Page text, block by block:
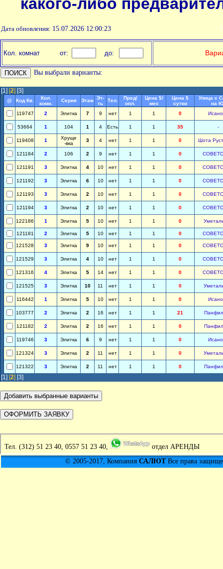
Дата обновления: 15.07.2026 12:00:23
Кол. комнат от: до:
Вы выбрали варианты:
[1] [2] [3]
@ Код Кв.
Кол.
комн.
Серия Этаж Эт-
ть
Тел.
Пред/
опл.
Цена $/
мес
Цена $
сутки
Улица с
на
119747
2 Элитка 7 9 нет 1 1 0
53664 1 104 1 4 Есть 1 1 35 -
119408 1
Хруще
-вка
3 4 нет 1 1 0 Шота
121184 2 106 2 9 нет 1 1 0
121191 3 Элитка 4 10 нет 1 1 0
121192 3 Элитка 6 10 нет 1 1 0
121193 3 Элитка 2 10 нет 1 1 0
121194 3 Элитка 2 10 нет 1 1 0
122186 1 Элитка 5 10 нет 1 1 0
121181 2 Элитка 5 10 нет 1 1 0
121528 3 Элитка 9 10 нет 1 1 0
121529 3 Элитка 4 10 нет 1 1 0
121316 4 Элитка 5 14 нет 1 1 0
121525 3 Элитка 10 11 нет 1 1 0
116442 1 Элитка 5 10 нет 1 1 0
103777 2 Элитка 2 16 нет 1 1 21
121182 2 Элитка 2 16 нет 1 1 0
119746 3 Элитка 6 9 нет 1 1 0
121324 3 Элитка 2 11 нет 1 1 0
121322 3 Элитка 2 11 нет 1 1 0
[1] [2] [3]
Тел. (312) 51 23 40, 0557 51 23 40,
отдел АРЕНДЫ
© 2005-2017, Компания САЛЮТВсе права